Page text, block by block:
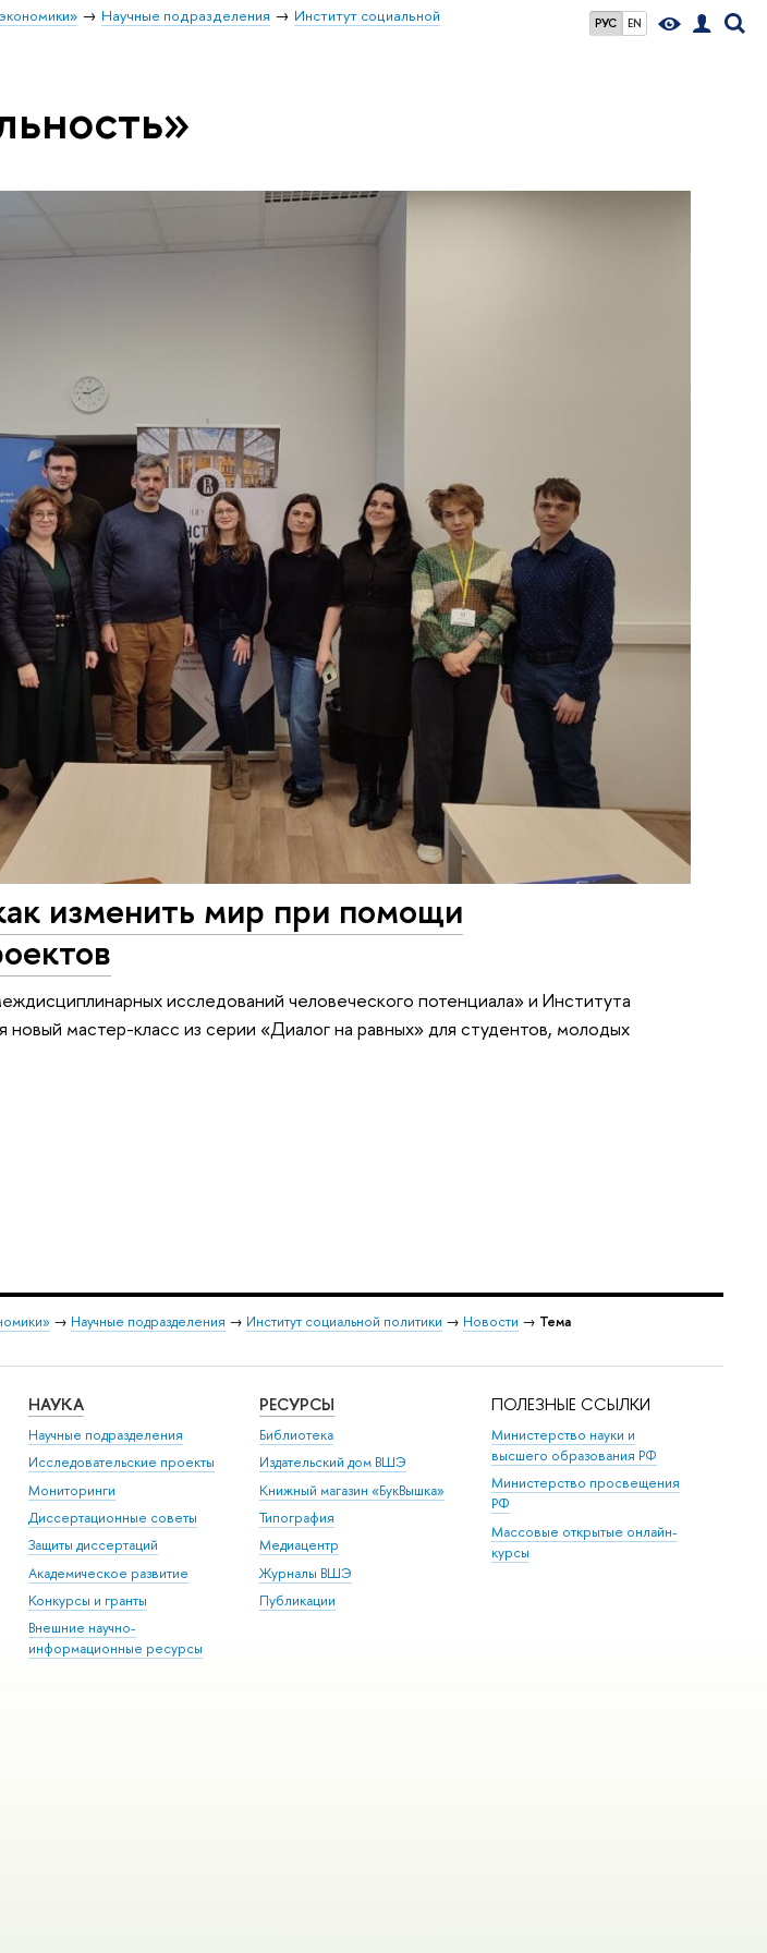
РУС EN
Научные подразделения
Институт социальной
изменить мир при помощи
исследований человеческого потенциала» и Института
мастер-класс из серии «Диалог на равных» для студентов, молодых
→ Научные подразделения → Институт социальной политики → Новости → Тема
НАУКА
Научные подразделения
Исследовательские проекты
Мониторинги
Диссертационные советы
Защиты диссертаций
Академическое развитие
Конкурсы и гранты
Внешние научно-
информационные ресурсы
РЕСУРСЫ
Библиотека
Издательский дом ВШЭ
Книжный магазин «БукВышка»
Типография
Медиацентр
Журналы ВШЭ
Публикации
ПОЛЕЗНЫЕ ССЫЛКИ
Министерство науки и
высшего образования РФ
Министерство просвещения
РФ
Массовые открытые онлайн-
курсы